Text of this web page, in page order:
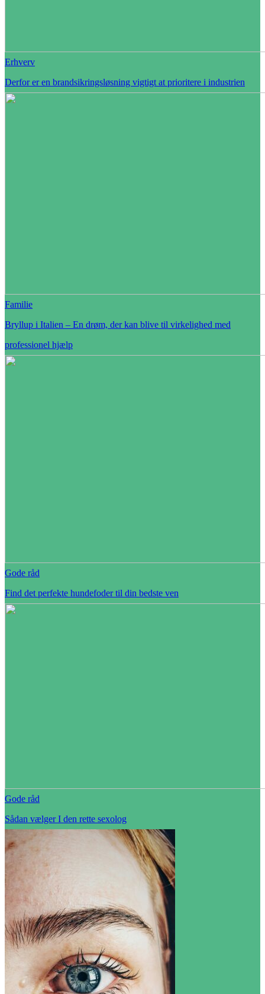
Erhverv
Derfor er en brandsikringsløsning vigtigt at prioritere i industrien
Familie
Bryllup i Italien – En drøm, der kan blive til virkelighed med
professionel hjælp
Gode råd
Find det perfekte hundefoder til din bedste ven
Gode råd
Sådan vælger I den rette sexolog